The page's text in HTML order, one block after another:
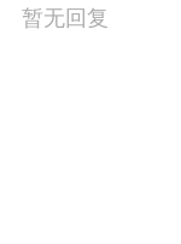
暂无回复